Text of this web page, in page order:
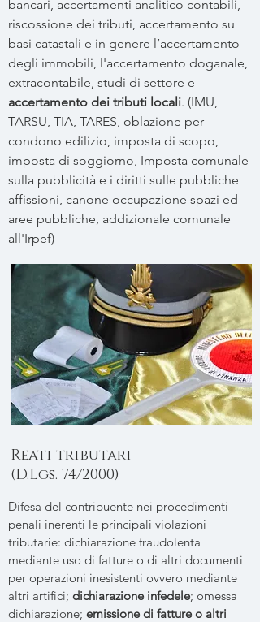
bancari, accertamenti analitico contabili,
riscossione dei tributi, accertamento su
basi catastali e in genere l’accertamento
degli immobili, l'accertamento doganale,
extracontabile, studi di settore e
accertamento dei tributi locali. (IMU,
TARSU, TIA, TARES, oblazione per
condono edilizio, imposta di scopo,
imposta di soggiorno, Imposta comunale
sulla pubblicità e i diritti sulle pubbliche
affissioni, canone occupazione spazi ed
aree pubbliche, addizionale comunale
all'Irpef)
Reati tributari
(D.Lgs. 74/2000)
Difesa del contribuente nei procedimenti
penali inerenti le principali violazioni
tributarie: dichiarazione fraudolenta
mediante uso di fatture o di altri documenti
per operazioni inesistenti ovvero mediante
altri artifici; dichiarazione infedele; omessa
dichiarazione; emissione di fatture o altri